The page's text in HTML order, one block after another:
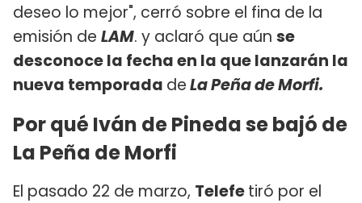
deseo lo mejor", cerró sobre el fina de la
emisión de LAM. y aclaró que aún se
desconoce la fecha en la que lanzarán la
nueva temporada deLa Peña de Morfi.
Por qué Iván de Pineda se bajó de
La Peña de Morfi
El pasado 22 de marzo, Telefetiró por el